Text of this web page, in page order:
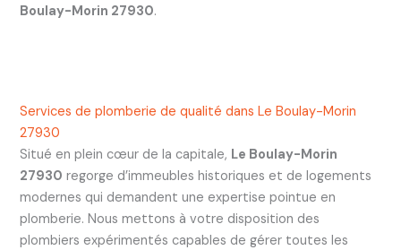
Boulay-Morin 27930.
Services de plomberie de qualité dans Le Boulay-Morin
27930
Situé en plein cœur de la capitale, Le Boulay-Morin
27930 regorge d’immeubles historiques et de logements
modernes qui demandent une expertise pointue en
plomberie. Nous mettons à votre disposition des
plombiers expérimentés capables de gérer toutes les